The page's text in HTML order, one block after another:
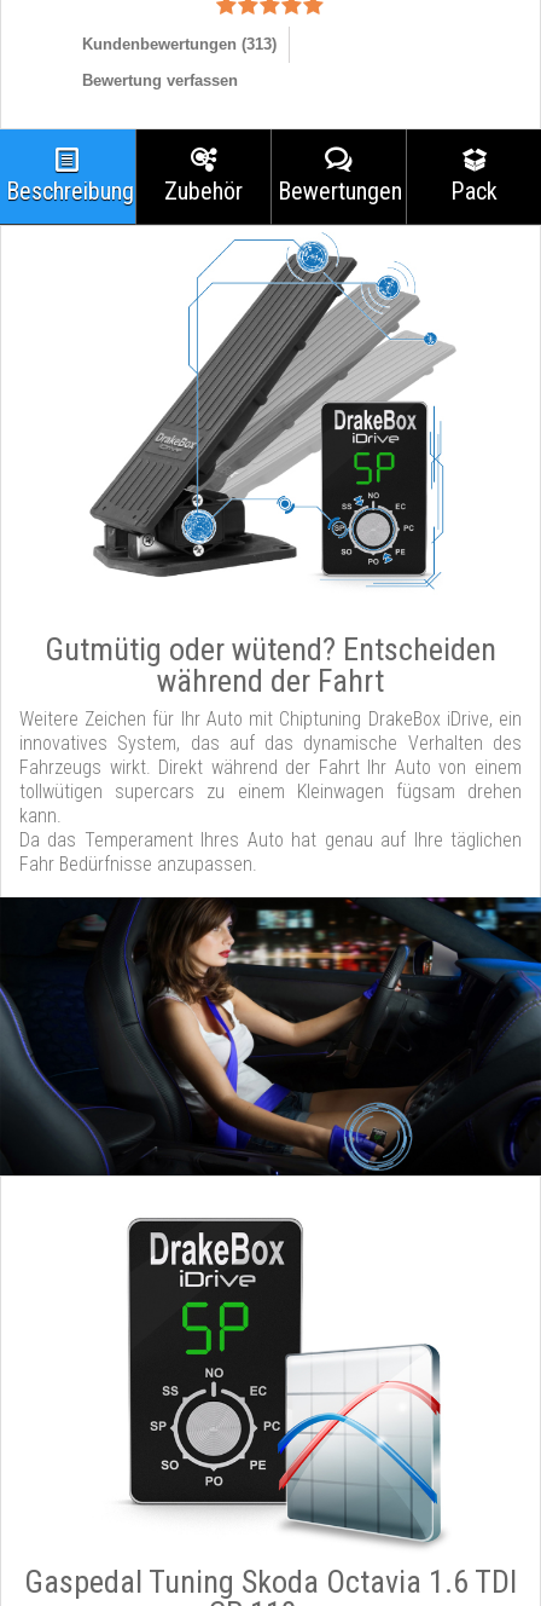
Kundenbewertungen (313)
Bewertung verfassen
Beschreibung Zubehör Bewertungen Pack
Gutmütig oder wütend? Entscheiden
während der Fahrt
Weitere Zeichen für Ihr Auto mit Chiptuning DrakeBox iDrive, ein
innovatives System, das auf das dynamische Verhalten des
Fahrzeugs wirkt. Direkt während der Fahrt Ihr Auto von einem
tollwütigen supercars zu einem Kleinwagen fügsam drehen
kann.
Da das Temperament Ihres Auto hat genau auf Ihre täglichen
Fahr Bedürfnisse anzupassen.
Gaspedal Tuning Skoda Octavia 1.6 TDI